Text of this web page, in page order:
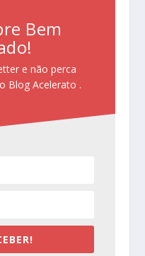
Bem
e não perca
Blog Acelerato .